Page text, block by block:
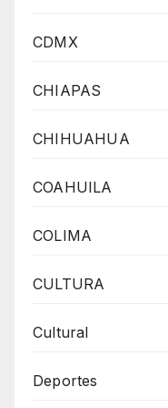
CDMX
CHIAPAS
CHIHUAHUA
COAHUILA
COLIMA
CULTURA
Cultural
Deportes